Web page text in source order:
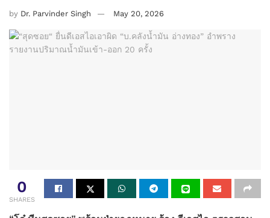
by Dr. Parvinder Singh May 20, 2026
0
SHARES